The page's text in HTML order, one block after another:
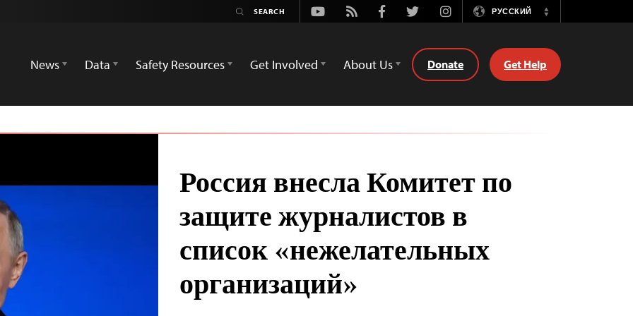
Youtube
Rss FacebookTwitterInstagramРУССКИЙ
Switch
News
Data Safety Resources Get Involved About Us Donate Get Help
Россия внесла Комитет по
защите журналистов в
список «нежелательных
организаций»